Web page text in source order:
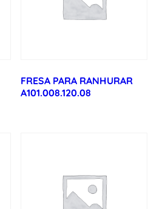
FRESA PARA RANHURAR
A101.008.120.08